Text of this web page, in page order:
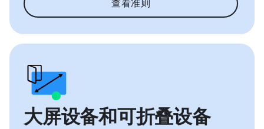
查看准则
大屏设备和可折叠设备